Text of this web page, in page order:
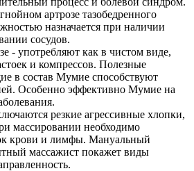
артрозе тазобедренного
назначается при наличии
сосудов.
- употребляют как в чистом виде,
и компрессов. Полезные
в состав Мумие способствуют
Особенно эффективно Мумие на
резкие агрессивные хлопки,
массировании необходимо
крови и лимфы. Мануальный
массажист покажет виды